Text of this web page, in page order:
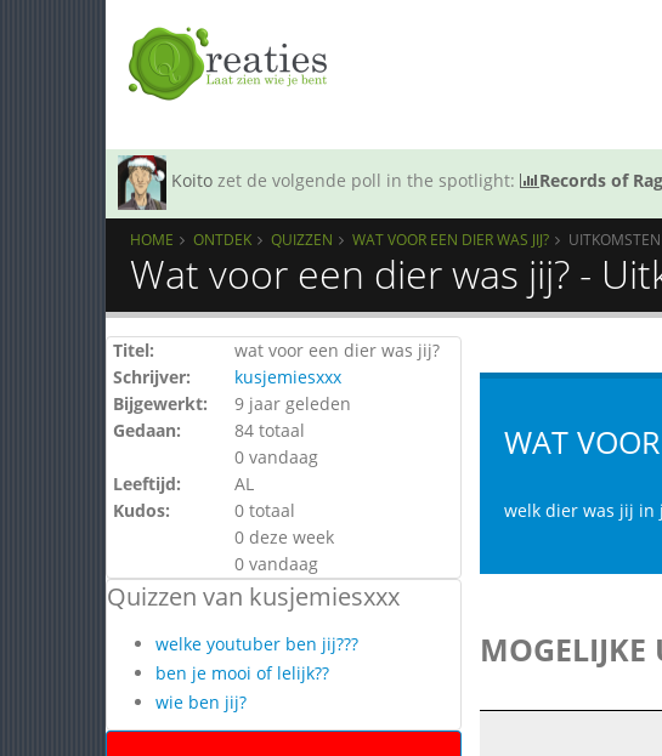
Koito zet de volgende poll in the spotlight: Records of
HOME ONTDEK QUIZZEN WAT VOOR EEN DIER WAS JIJ? UITKOMSTEN
Wat voor een dier was jij? -
Titel:
wat voor een dier was jij?
Schrijver:
kusjemiesxxx
Bijgewerkt:
9 jaar geleden
Gedaan:
84 totaal
0 vandaag
Leeftijd:
AL
Kudos:
0 totaal
0 deze week
0 vandaag
Quizzen van kusjemiesxxx
welke youtuber ben jij???
ben je mooi of lelijk??
wie ben jij?
WAT
welk dier was jij in
MOGELIJKE